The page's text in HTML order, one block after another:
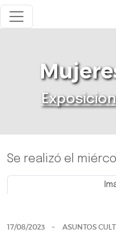
Se realizó el
17/08/2023 ASUNTOS